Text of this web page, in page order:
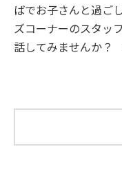
ばでお子さんと過ご
ズコーナーのスタッ
話してみませんか？